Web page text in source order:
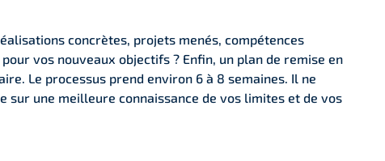
concrètes, projets menés, compétences
vos nouveaux objectifs ? Enfin, un plan de remise en
Le processus prend environ 6 à 8 semaines. Il ne
sur une meilleure connaissance de vos limites et de vos